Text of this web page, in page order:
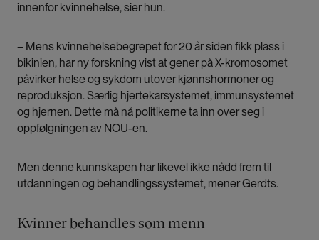
innenfor kvinnehelse, sier hun.
– Mens kvinnehelsebegrepet for 20 år siden fikk plass i
bikinien, har ny forskning vist at gener på X-kromosomet
påvirker helse og sykdom utover kjønnshormoner og
reproduksjon. Særlig hjertekarsystemet, immunsystemet
og hjernen. Dette må nå politikerne ta inn over seg i
oppfølgningen av NOU-en.
Men denne kunnskapen har likevel ikke nådd frem til
utdanningen og behandlingssystemet, mener Gerdts.
Kvinner behandles som menn